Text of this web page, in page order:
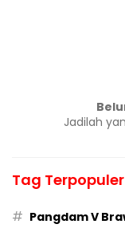
Jadilah
Tag Terpopuler
# Pangdam V